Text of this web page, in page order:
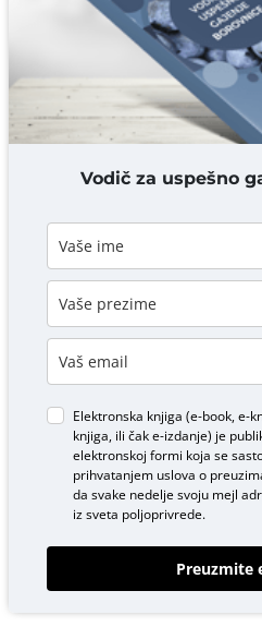
DODAJ
Vodič za uspešno
Elektronska knjiga (e-book, e-
knjiga, ili čak e-izdanje) je
elektronskoj formi koja se
prihvatanjem uslova o
da svake nedelje svoju mejl
iz sveta poljoprivrede.
Preuzmite